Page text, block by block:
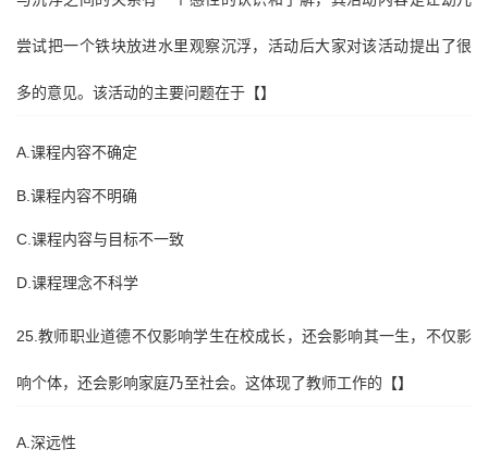
尝试把一个铁块放进水里观察沉浮，活动后大家对该活动提出了很
多的意见。该活动的主要问题在于【】
A.课程内容不确定
B.课程内容不明确
C.课程内容与目标不一致
D.课程理念不科学
25.教师职业道德不仅影响学生在校成长，还会影响其一生，不仅影
响个体，还会影响家庭乃至社会。这体现了教师工作的【】
A.深远性